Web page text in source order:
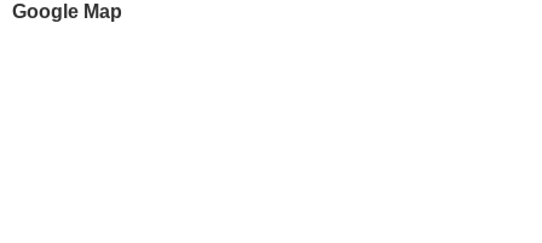
Google Map